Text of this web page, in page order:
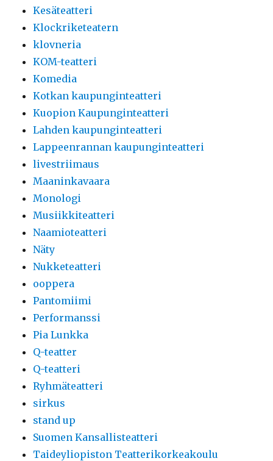
Kesäteatteri
Klockriketeatern
klovneria
KOM-teatteri
Komedia
Kotkan kaupunginteatteri
Kuopion Kaupunginteatteri
Lahden kaupunginteatteri
Lappeenrannan kaupunginteatteri
livestriimaus
Maaninkavaara
Monologi
Musiikkiteatteri
Naamioteatteri
Näty
Nukketeatteri
ooppera
Pantomiimi
Performanssi
Pia Lunkka
Q-teatter
Q-teatteri
Ryhmäteatteri
sirkus
stand up
Suomen Kansallisteatteri
Taideyliopiston Teatterikorkeakoulu